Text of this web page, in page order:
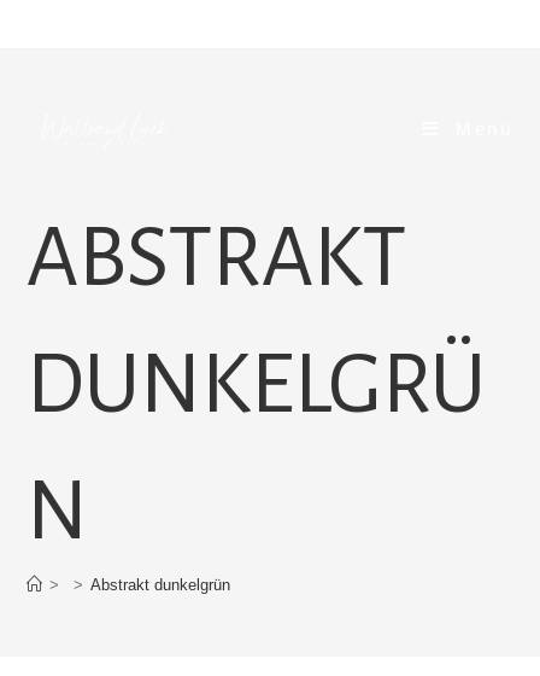
ABSTRAKT
DUNKELGRÜ
N
> > Abstrakt dunkelgrün